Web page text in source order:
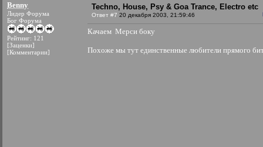
Benny
Лидер Форума
Бог Форума
Рейтинг: 121
[Заценки]
[Комментарии]
Techno, House, Psy & Goa Trance, Electro etc
Ответ #7 20 декабря 2003, 21:59:46
Качаем Мерси боку
Похоже мы тут единственные любители прямого